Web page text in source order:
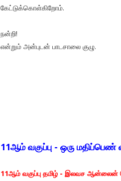
கேட்டுக்கொள்கிறோம்.
நன்றி!
என்றும் அன்புடன் பாடசாலை குழு.
11ஆம் வகுப்பு - ஒரு
11ஆம் வகுப்பு தமிழ் - இலவச ஆன்லைன்